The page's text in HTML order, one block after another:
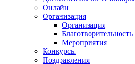
Онлайн
Организация
Организация
Благотворительность
Мероприятия
Конкурсы
Поздравления